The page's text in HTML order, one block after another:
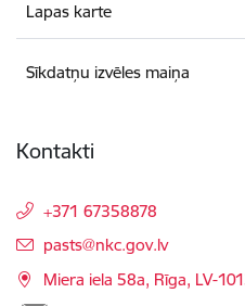
Lapas karte
Sīkdatņu izvēles maiņa
Kontakti
+371 67358878
E-pasts:
pasts@nkc.gov.lv
Miera iela 58a, Rīga, LV-